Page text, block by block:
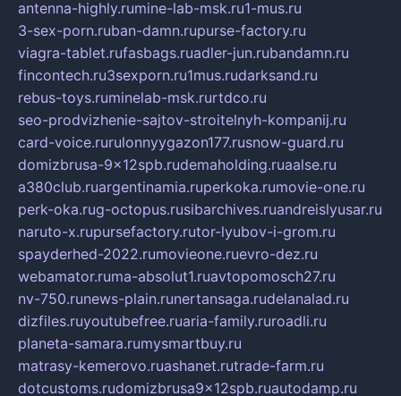
antenna-highly.rumine-lab-msk.ru1-mus.ru
3-sex-porn.ruban-damn.rupurse-factory.ru
viagra-tablet.rufasbags.ruadler-jun.rubandamn.ru
fincontech.ru3sexporn.ru1mus.rudarksand.ru
rebus-toys.ruminelab-msk.rurtdco.ru
seo-prodvizhenie-sajtov-stroitelnyh-kompanij.ru
card-voice.rurulonnyygazon177.rusnow-guard.ru
domizbrusa-9x12spb.rudemaholding.ruaalse.ru
a380club.ruargentinamia.ruperkoka.rumovie-one.ru
perk-oka.rug-octopus.rusibarchives.ruandreislyusar.ru
naruto-x.rupursefactory.rutor-lyubov-i-grom.ru
spayderhed-2022.rumovieone.ruevro-dez.ru
webamator.ruma-absolut1.ruavtopomosch27.ru
nv-750.runews-plain.runertansaga.rudelanalad.ru
dizfiles.ruyoutubefree.ruaria-family.ruroadli.ru
planeta-samara.rumysmartbuy.ru
matrasy-kemerovo.ruashanet.rutrade-farm.ru
dotcustoms.rudomizbrusa9x12spb.ruautodamp.ru